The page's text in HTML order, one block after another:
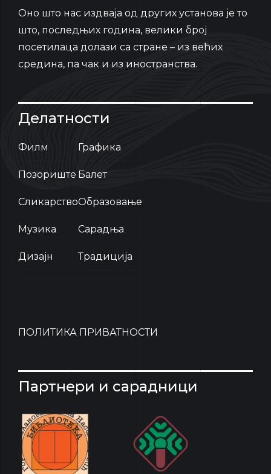
Oно што нас издваја од других установа је то
што, последњих година, велики број
посетилаца долази са стране – из већих
средина, па чак и из иностранства.
Делатности
Филм
Позориште
Сликарство
Музика
Дизајн
Графика
Балет
Образовање
Сарадња
Традиција
ПОЛИТИКА ПРИВАТНОСТИ
Партнери и сарадници